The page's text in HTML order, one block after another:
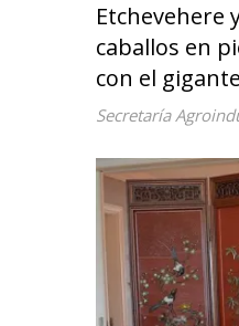
Etchevehere
caballos en
con el
Secretaría